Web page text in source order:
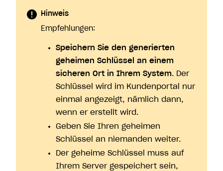
Hinweis
Empfehlungen:
Speichern Sie den generierten
geheimen Schlüssel an einem
sicheren Ort in Ihrem System. Der
Schlüssel wird im Kundenportal nur
einmal angezeigt, nämlich dann,
wenn er erstellt wird.
Geben Sie Ihren geheimen
Schlüssel an niemanden weiter.
Der geheime Schlüssel muss auf
Ihrem Server gespeichert sein,